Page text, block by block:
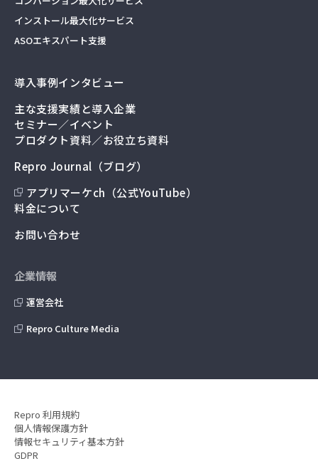
インストール最大化サービス
ASOエキスパート支援
導入事例インタビュー
主な支援実績と導入企業
セミナー／イベント
プロダクト資料／お役立ち資料
Repro Journal（ブログ）
アプリマーケch（公式YouTube）
料金について
お問い合わせ
企業情報
運営会社
Repro Culture Media
Repro 利用規約
個人情報保護方針
情報セキュリティ基本方針
GDPR